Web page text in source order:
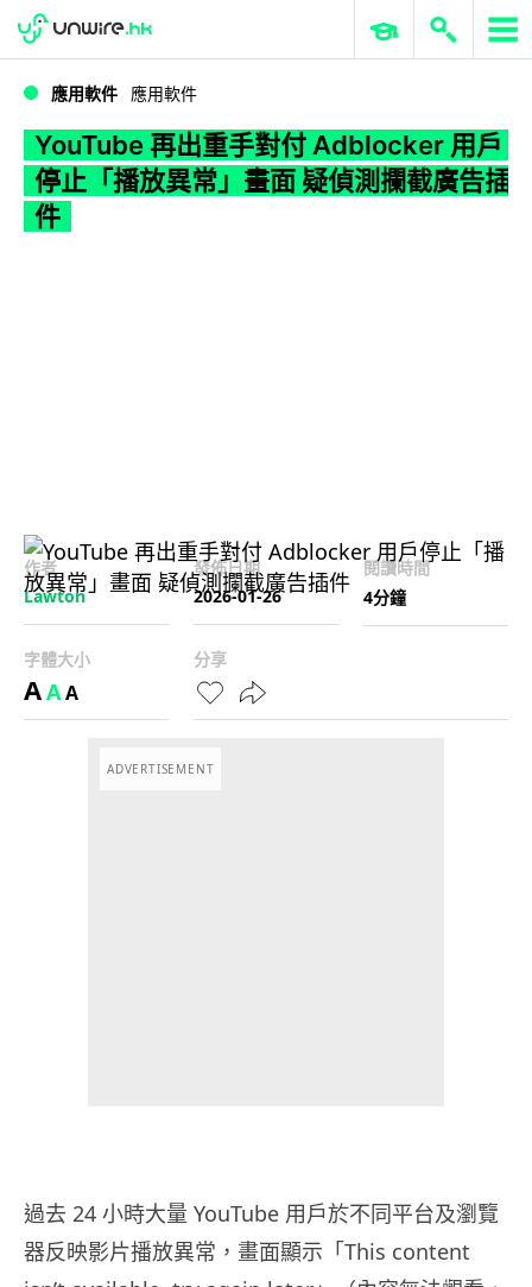
WWDC 2026 ERP 與商業 AI
應用軟件 應用軟件
YouTube 再出重手對付 Adblocker 用戶
停止「播放異常」畫面 疑偵測攔截廣告插
件
作者
Lawton
發佈日期
2026-01-26
閱讀時間
4分鐘
字體大小
AAA
分享
ADVERTISEMENT
過去 24 小時大量 YouTube 用戶於不同平台及瀏覽
器反映影片播放異常，畫面顯示「This content